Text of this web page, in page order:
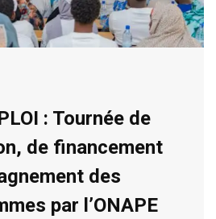
: Tournée de
de financement
des
par l’ONAPE